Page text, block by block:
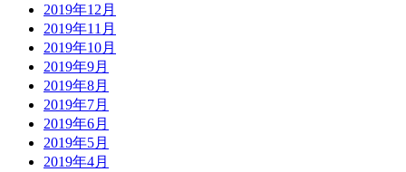
2019年12月
2019年11月
2019年10月
2019年9月
2019年8月
2019年7月
2019年6月
2019年5月
2019年4月